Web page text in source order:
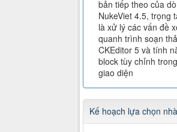
bản tiếp theo của
NukeViet 4.5, trọng
là xử lý các vấn đề
quanh trình soạn
CKEditor 5 và tính
block tùy chỉnh trong
giao diện
Kế hoạch lựa chọn